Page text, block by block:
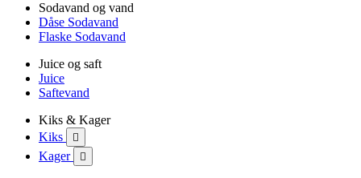
Sodavand og vand
Dåse Sodavand
Flaske Sodavand
Juice og saft
Juice
Saftevand
Kiks & Kager
Kiks

Kager 